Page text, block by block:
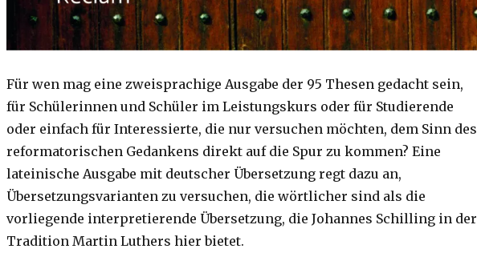
Für wen mag eine zweisprachige Ausgabe der 95 Thesen gedacht sein,
für Schülerinnen und Schüler im Leistungskurs oder für Studierende
oder einfach für Interessierte, die nur versuchen möchten, dem Sinn des
reformatorischen Gedankens direkt auf die Spur zu kommen? Eine
lateinische Ausgabe mit deutscher Übersetzung regt dazu an,
Übersetzungsvarianten zu versuchen, die wörtlicher sind als die
vorliegende interpretierende Übersetzung, die Johannes Schilling in der
Tradition Martin Luthers hier bietet.